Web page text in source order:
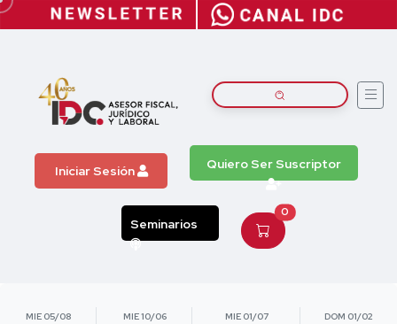
Iniciar Sesión Quiero Ser Suscriptor
Seminarios
0
MIE 05/08 MIE 10/06 MIE 01/07 DOM 01/02